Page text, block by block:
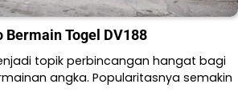
Bermain Togel DV188
topik perbincangan hangat bagi
angka. Popularitasnya semakin